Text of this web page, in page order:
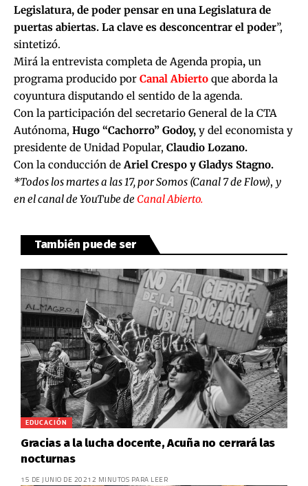
Legislatura, de poder pensar en una Legislatura de
puertas abiertas. La clave es desconcentrar el poder”,
sintetizó.
Mirá la entrevista completa de Agenda propia, un
programa producido por Canal Abierto que aborda la
coyuntura disputando el sentido de la agenda.
Con la participación del secretario General de la CTA
Autónoma, Hugo “Cachorro” Godoy, y del economista y
presidente de Unidad Popular, Claudio Lozano.
Con la conducción de Ariel Crespo y Gladys Stagno.
*Todos los martes a las 17, por Somos (Canal 7 de Flow), y
en el canal de YouTube de Canal Abierto.
También puede ser
EDUCACIÓN
Gracias a la lucha docente, Acuña no cerrará las
nocturnas
15 DE JUNIO DE 2021 2 MINUTOS PARA LEER